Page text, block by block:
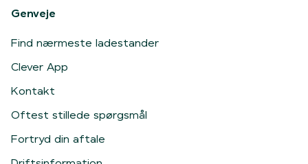
Genveje
Find nærmeste ladestander
Clever App
Kontakt
Oftest stillede spørgsmål
Fortryd din aftale